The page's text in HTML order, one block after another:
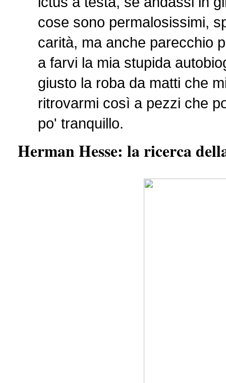
cose sono permalosissimi,
carità, ma anche parecchio
a farvi la mia stupida
giusto la roba da matti che
ritrovarmi così a pezzi che
po' tranquillo.
Herman Hesse: la ricerca